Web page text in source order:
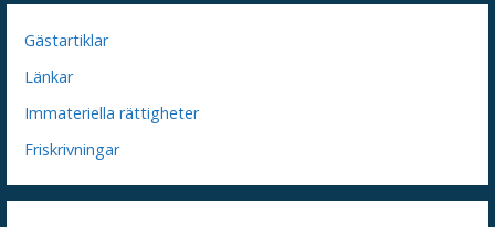
Gästartiklar
Länkar
Immateriella rättigheter
Friskrivningar